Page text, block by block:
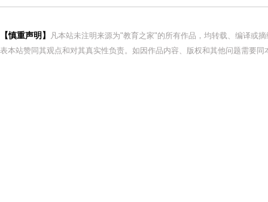
【慎重声明】
凡本站未注明来源为"教育之家"的所有作品，均转载、编译或
表本站赞同其观点和对其真实性负责。如因作品内容、版权和其他问题需要